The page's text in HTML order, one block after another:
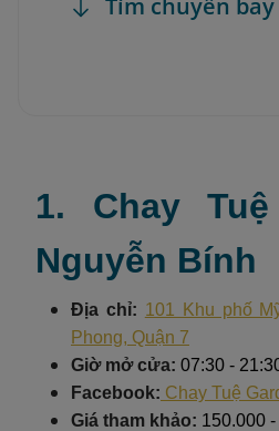
Tìm chuyến bay
1. Chay
Nguyễn Bính
Địa chỉ: 101 Khu phố
Phong, Quận 7
Giờ mở cửa: 07:30 -
Facebook: Chay Tuệ
Giá tham khảo: 150.000